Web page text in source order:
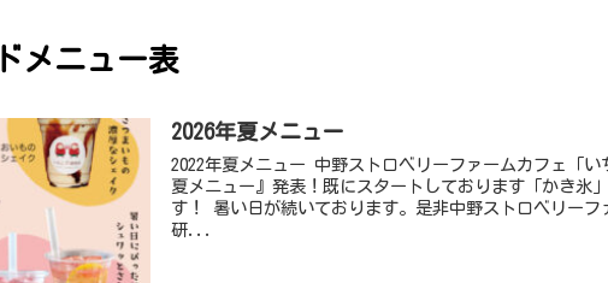
メニュー表
2026年夏メニュー
2022年夏メニュー 中野ストロベリーファームカフェ「いちご研究所」の『2026年
夏メニュー』発表！既にスタートしております「かき氷
す！ 暑い日が続いております。是非中野ストロベリーファームカフェ「いちご
研...